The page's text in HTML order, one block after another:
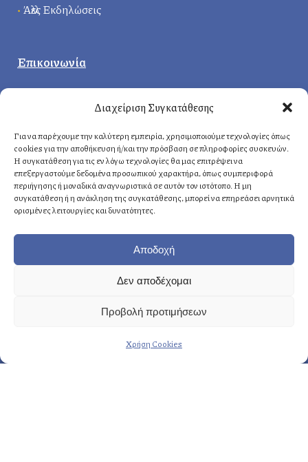
Διαχείριση Συγκατάθεσης
Για να παρέχουμε την καλύτερη εμπειρία, χρησιμοποιούμε τεχνολογίες όπως
cookies για την αποθήκευση ή/και την πρόσβαση σε πληροφορίες συσκευών.
Η συγκατάθεση για τις εν λόγω τεχνολογίες θα μας επιτρέψει να
επεξεργαστούμε δεδομένα προσωπικού χαρακτήρα, όπως συμπεριφορά
περιήγησης ή μοναδικά αναγνωριστικά σε αυτόν τον ιστότοπο. Η μη
συγκατάθεση ή η ανάκληση της συγκατάθεσης, μπορεί να επηρεάσει αρνητικά
ορισμένες λειτουργίες και δυνατότητες.
Αποδοχή
Δεν αποδέχομαι
Προβολή προτιμήσεων
Χρήση Cookies
• Άλλες Εκδηλώσεις
Επικοινωνία
Δερβενακίων 1, 14121 Ηράκλειο
Αττική, Ελλάδα
Αθήνα: +30 210 8814876
Κρήτη: +30 2810 258703
: info@fasoulides.gr
→ Προετοιμασία & οργάνωση